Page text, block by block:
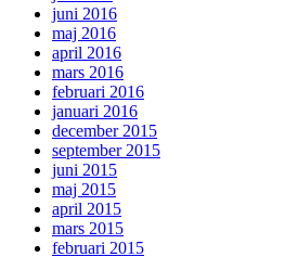
juni 2016
maj 2016
april 2016
mars 2016
februari 2016
januari 2016
december 2015
september 2015
juni 2015
maj 2015
april 2015
mars 2015
februari 2015